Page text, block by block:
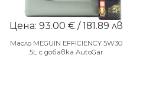
Цена: 93.00 € / 181.89 лв
Масло MEGUIN EFFICIENCY 5W30
5L с добавка AutoGar